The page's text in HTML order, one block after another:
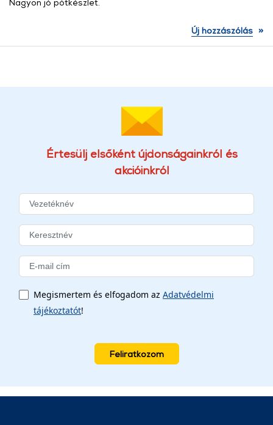
Új hozzászólás »
Értesülj elsőként újdonságainkról és
akcióinkról
Megismertem és elfogadom az Adatvédelmi
tájékoztatót!
Feliratkozom